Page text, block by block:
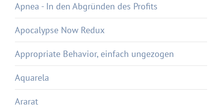
Apnea - In den Abgründen des Profits
Apocalypse Now Redux
Appropriate Behavior, einfach ungezogen
Aquarela
Ararat